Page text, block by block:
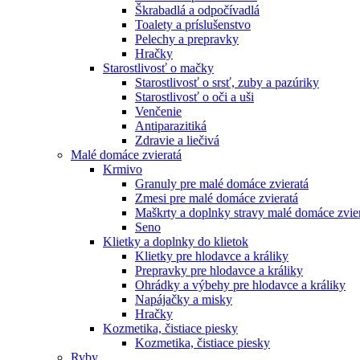
Škrabadlá a odpočívadlá
Toalety а príslušenstvo
Pelechy a prepravky
Hračky
Starostlivosť o mačky
Starostlivosť o srsť, zuby a pazúriky
Starostlivosť o oči a uši
Venčenie
Antiparazitiká
Zdravie a liečivá
Malé domáce zvieratá
Krmivo
Granuly pre malé domáce zvieratá
Zmesi pre malé domáce zvieratá
Maškrty a doplnky stravy malé domáce
Seno
Klietky a doplnky do klietok
Klietky pre hlodavce a králiky
Prepravky pre hlodavce a králiky
Ohrádky a výbehy pre hlodavce a králiky
Napájačky a misky
Hračky
Kozmetika, čistiace piesky
Kozmetika, čistiace piesky
Ryby